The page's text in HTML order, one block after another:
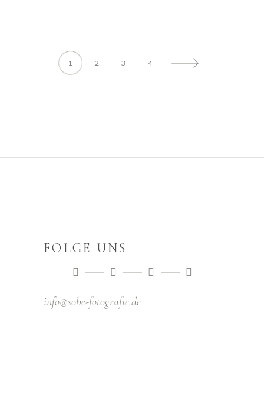
1 2 3 4
FOLGE UNS
info@sobe-fotografıe.de